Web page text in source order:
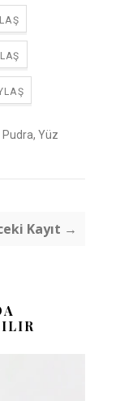
Pudra, Yüz
Kayıt →